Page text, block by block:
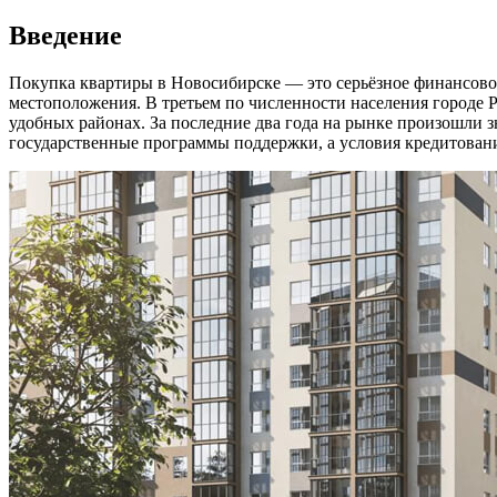
Введение
Покупка квартиры в Новосибирске — это серьёзное
местоположения. В третьем по численности населения
удобных районах. За последние два года на рынке
государственные программы поддержки, а условия